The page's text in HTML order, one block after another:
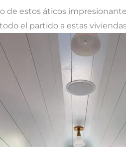
de estos áticos
el partido a estas